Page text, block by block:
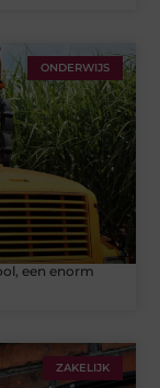
ONDERWIJS
een enorm
ZAKELIJK